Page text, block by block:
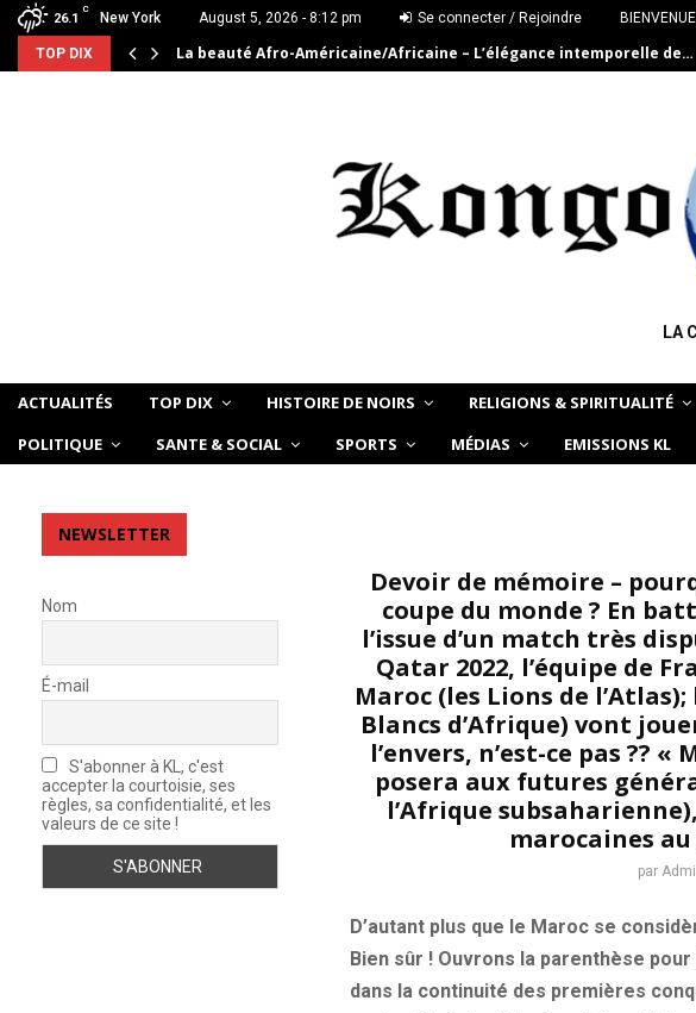
26.1
C
New York August 5, 2026 - 8:12 pm Se connecter / Rejoindre
TOP DIX La beauté Afro-Américaine/Africaine – L’élégance intemporelle de…
LA
ACTUALITÉS TOP DIX HISTOIRE DE NOIRS RELIGIONS & SPIRITUALITÉ
POLITIQUE
SANTE & SOCIAL SPORTS MÉDIAS EMISSIONS KL
Devoir de mémoire –
coupe du monde ? En
l’issue d’un match très
Qatar 2022, l’équipe de
Maroc (les Lions de
Blancs d’Afrique) vont
l’envers, n’est-ce pas ??
posera aux futures
l’Afrique
marocaines
par
D’autant plus que le Maroc se
Bien sûr ! Ouvrons la parenthèse
dans la continuité des premières
NEWSLETTER
Nom
É-mail
S'abonner à KL, c'est
accepter la courtoisie, ses
règles, sa confidentialité, et les
valeurs de ce site !